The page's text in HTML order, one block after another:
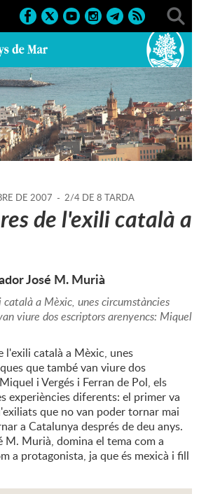
Cultura > Agenda > 26-10-2007
DE 2007 - 2/4 DE 8 TARDA
de l'exili català a
José M. Murià
a Mèxic, unes circumstàncies
viure dos escriptors arenyencs: Miquel
l'exili català a Mèxic, unes
que també van viure dos
i Vergés i Ferran de Pol, els
experiències diferents: el primer va
que no van poder tornar mai
a Catalunya després de deu anys.
M. Murià, domina el tema com a
a protagonista, ja que és mexicà i fill